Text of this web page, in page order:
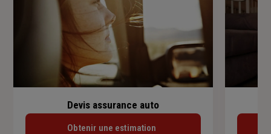
Devis assurance auto
Obtenir une estimation